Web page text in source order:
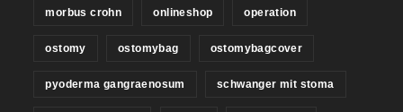
morbus crohn onlineshop operation
ostomy ostomybag ostomybagcover
pyoderma gangraenosum schwanger mit stoma